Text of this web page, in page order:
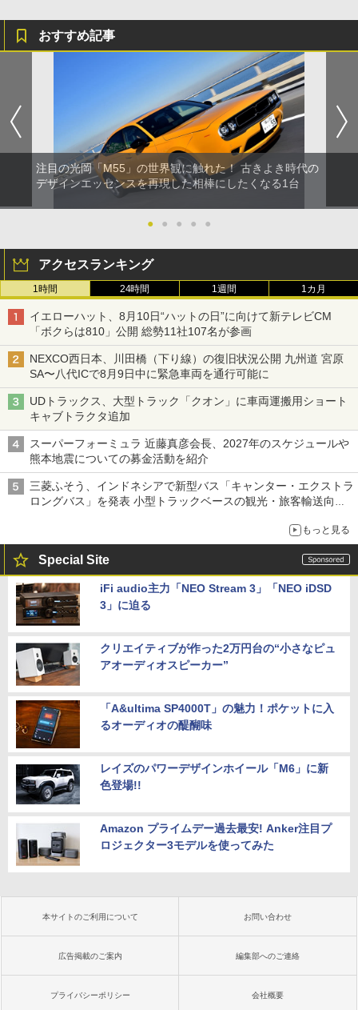
おすすめ記事
注目の光岡「M55」の世界観に触れた！ 古きよき時代の
デザインエッセンスを再現した相棒にしたくなる1台
● ● ● ● ●
アクセスランキング
1時間 24時間 1週間 1カ月
イエローハット、8月10日“ハットの日”に向けて新テレビCM
「ボクらは810」公開 総勢11社107名が参画
NEXCO西日本、川田橋（下り線）の復旧状況公開 九州道 宮原
SA〜八代ICで8月9日中に緊急車両を通行可能に
UDトラックス、大型トラック「クオン」に車両運搬用ショート
キャブトラクタ追加
スーパーフォーミュラ 近藤真彦会長、2027年のスケジュールや
熊本地震についての募金活動を紹介
三菱ふそう、インドネシアで新型バス「キャンター・エクストラ
ロングバス」を発表 小型トラックベースの観光・旅客輸送向け
もっと見る
Special Site
iFi audio主力「NEO Stream 3」「NEO iDSD
3」に迫る
クリエイティブが作った2万円台の“小さなピュ
アオーディオスピーカー”
「A&ultima SP4000T」の魅力！ポケットに入
るオーディオの醍醐味
レイズのパワーデザインホイール「M6」に新
色登場!!
Amazon プライムデー過去最安! Anker注目プ
ロジェクター3モデルを使ってみた
本サイトのご利用について お問い合わせ
広告掲載のご案内 編集部へのご連絡
プライバシーポリシー 会社概要